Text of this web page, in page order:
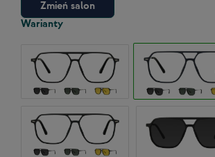
Zmień salon
Warianty